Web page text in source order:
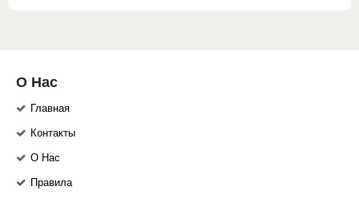
О Нас
Главная
Контакты
О Нас
Правила